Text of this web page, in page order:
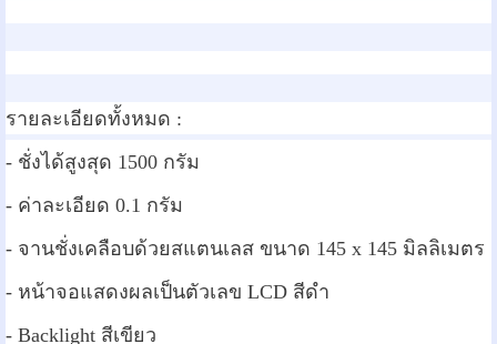
รายละเอียดทั้งหมด :
- ชั่งได้สูงสุด 1500 กรัม
- ค่าละเอียด 0.1 กรัม
- จานชั่งเคลือบด้วยสแตนเลส ขนาด 145 x 145 มิลลิเมตร
- หน้าจอแสดงผลเป็นตัวเลข LCD สีดำ
- Backlight สีเขียว